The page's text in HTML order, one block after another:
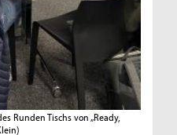
Runden Tischs von „Ready,